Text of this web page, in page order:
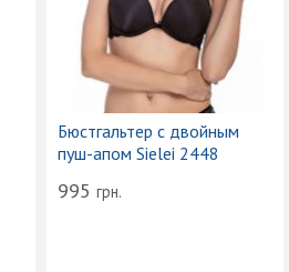
Бюстгальтер с двойным
пуш-апом Sielei 2448
995 грн.